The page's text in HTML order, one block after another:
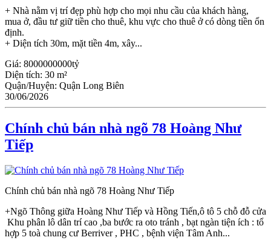
+ Nhà nằm vị trí đẹp phù hợp cho mọi nhu cầu của khách hàng,
mua ở, đầu tư giữ tiền cho thuê, khu vực cho thuê ở có dòng tiền ổn
định.
+ Diện tích 30m, mặt tiền 4m, xây...
Giá: 8000000000tỷ
Diện tích: 30 m²
Quận/Huyện: Quận Long Biên
30/06/2026
Chính chủ bán nhà ngõ 78 Hoàng Như
Tiếp
Chính chủ bán nhà ngõ 78 Hoàng Như Tiếp
+Ngõ Thông giữa Hoàng Như Tiếp và Hồng Tiến,ô tô 5 chỗ đỗ cửa
Khu phân lô dân trí cao ,ba bước ra oto tránh , bạt ngàn tiện ích : tổ
hợp 5 toà chung cư Berriver , PHC , bệnh viện Tâm Anh...